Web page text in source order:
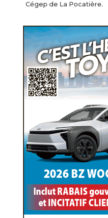
Cégep de La Pocatière.